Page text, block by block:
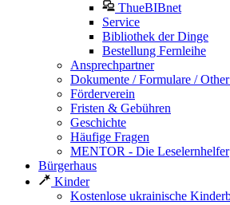
ThueBIBnet
Service
Bibliothek der Dinge
Bestellung Fernleihe
Ansprechpartner
Dokumente / Formulare /
Förderverein
Fristen & Gebühren
Geschichte
Häufige Fragen
MENTOR - Die Leselernhelfer
Bürgerhaus
Kinder
Kostenlose ukrainische